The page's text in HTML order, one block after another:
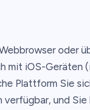
oder
mit iOS-Geräten
Plattform Sie
und Sie